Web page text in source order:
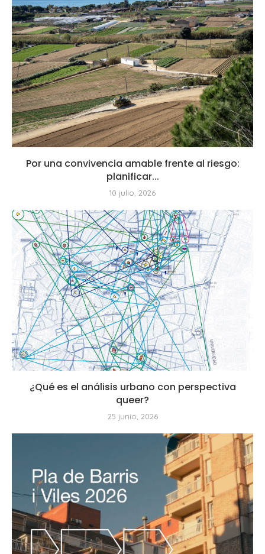
Por una convivencia amable frente al riesgo:
planificar...
10 julio, 2026
¿Qué es el análisis urbano con perspectiva
queer?
25 junio, 2026